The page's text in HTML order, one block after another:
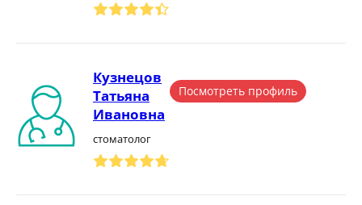
Кузнецов
Татьяна
Ивановна
стоматолог
Посмотреть профиль